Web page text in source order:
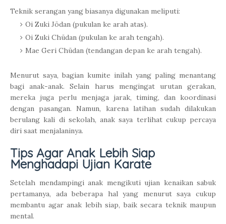
Teknik serangan yang biasanya digunakan meliputi:
Oi Zuki Jōdan (pukulan ke arah atas).
Oi Zuki Chūdan (pukulan ke arah tengah).
Mae Geri Chūdan (tendangan depan ke arah tengah).
Menurut saya, bagian kumite inilah yang paling menantang
bagi anak-anak. Selain harus mengingat urutan gerakan,
mereka juga perlu menjaga jarak, timing, dan koordinasi
dengan pasangan. Namun, karena latihan sudah dilakukan
berulang kali di sekolah, anak saya terlihat cukup percaya
diri saat menjalaninya.
Tips Agar Anak Lebih Siap
Menghadapi Ujian Karate
Setelah mendampingi anak mengikuti ujian kenaikan sabuk
pertamanya, ada beberapa hal yang menurut saya cukup
membantu agar anak lebih siap, baik secara teknik maupun
mental.